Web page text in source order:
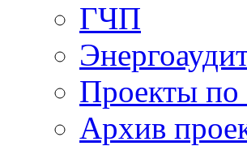
ГЧП
Проекты по
Архив